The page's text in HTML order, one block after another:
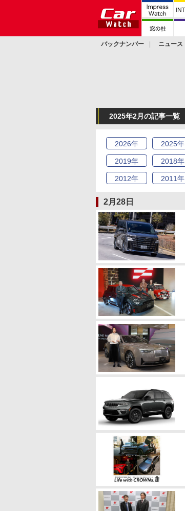
バックナンバー ニュース
2025年2月の記事一覧
2026年 2025年
2019年 2018年
2012年 2011年
2月28日